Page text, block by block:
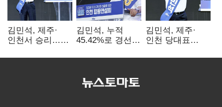
김민석, 제주·
인천서 승리…
탈환'(종합)
김민석, 누적
45.42%로 경선
격차
김민석, 제주·
인천 당대표